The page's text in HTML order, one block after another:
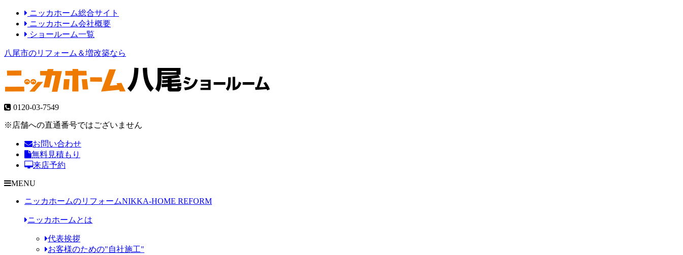
ニッカホーム総合サイト
ニッカホーム会社概要
ショールーム一覧
八尾市のリフォーム＆増改築なら
0120-03-7549
※店舗への直通番号ではございません
お問い合わせ
無料見積もり
来店予約
MENU
ニッカホームのリフォームNIKKA-HOME REFORM
ニッカホームとは
代表挨拶
お客様のための"自社施工"